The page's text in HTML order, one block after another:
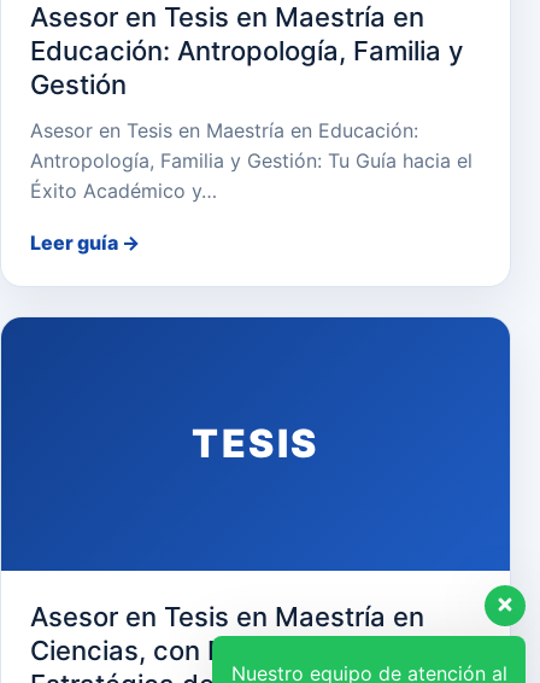
Asesor en Tesis en Maestría en
Educación: Antropología, Familia y
Gestión
Asesor en Tesis en Maestría en Educación:
Antropología, Familia y Gestión: Tu Guía hacia el
Éxito Académico y…
Leer guía →
TESIS
Asesor en Tesis en Maestría en
Ciencias, con Mención en Gerencia
Nuestro equipo de atención al